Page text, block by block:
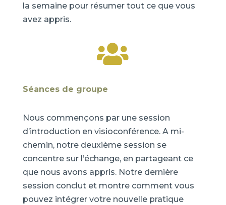
la semaine pour résumer tout ce que vous
avez appris.

Séances de groupe
Nous commençons par une session
d’introduction en visioconférence. A mi-
chemin, notre deuxième session se
concentre sur l’échange, en partageant ce
que nous avons appris. Notre dernière
session conclut et montre comment vous
pouvez intégrer votre nouvelle pratique